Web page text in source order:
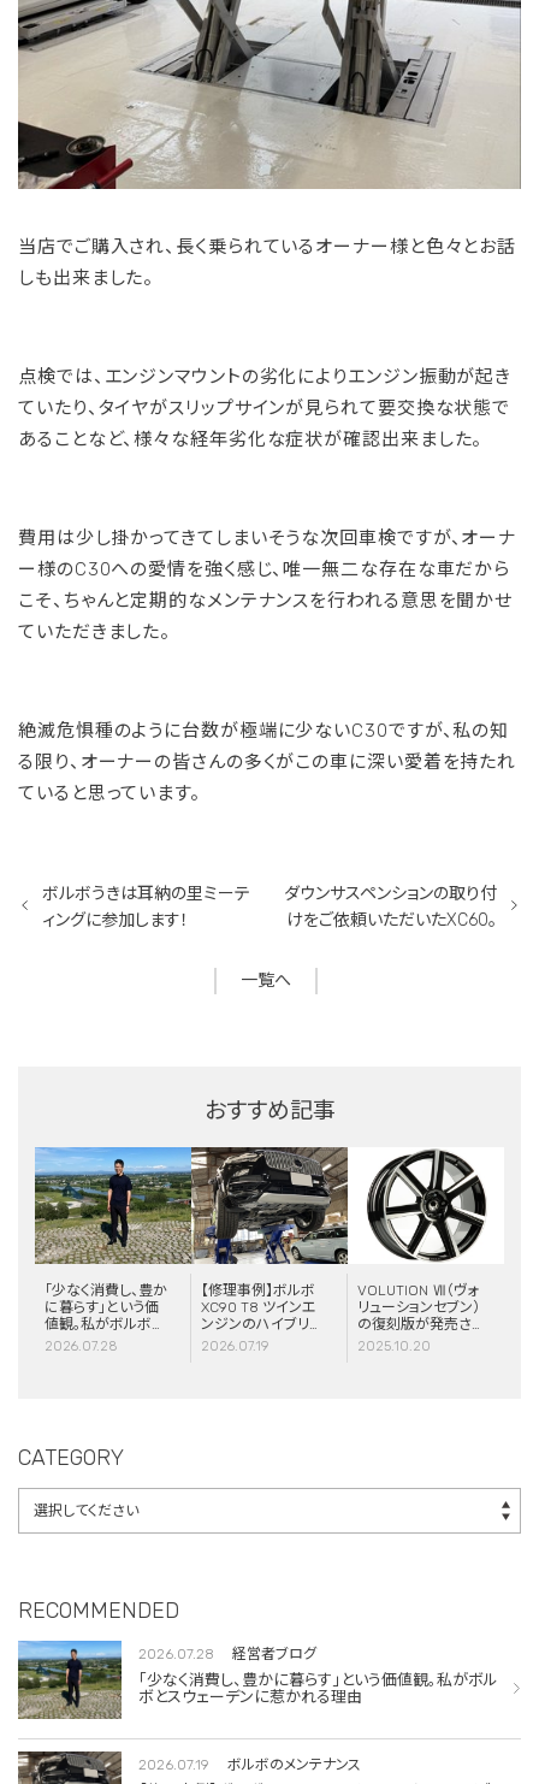
当店でご購入され、長く乗られているオーナー様と色々とお話
しも出来ました。
点検では、エンジンマウントの劣化によりエンジン振動が起き
ていたり、タイヤがスリップサインが見られて要交換な状態で
あることなど、様々な経年劣化な症状が確認出来ました。
費用は少し掛かってきてしまいそうな次回車検ですが、オーナ
ー様のC30への愛情を強く感じ、唯一無二な存在な車だから
こそ、ちゃんと定期的なメンテナンスを行われる意思を聞かせ
ていただきました。
絶滅危惧種のように台数が極端に少ないC30ですが、私の知
る限り、オーナーの皆さんの多くがこの車に深い愛着を持たれ
ていると思っています。
ボルボうきは耳納の里ミーテ
ィングに参加します！
一覧へ
ダウンサスペンションの取り付
けをご依頼いただいたXC60。
おすすめ記事
「少なく消費し、豊か
に暮らす」という価
値観。私がボルボと
スウェーデンに惹か
2026.07.28
【修理事例】ボルボ
XC90 T8 ツインエ
ンジンのハイブリッ
ドシステム故障・
2026.07.19
VOLUTION Ⅶ（ヴォ
リューションセブン）
の復刻版が発売さ
れました！
2025.10.20
CATEGORY
RECOMMENDED
2026.07.28 経営者ブログ
「少なく消費し、豊かに暮らす」という価値観。私がボル
ボとスウェーデンに惹かれる理由
2026.07.19 ボルボのメンテナンス